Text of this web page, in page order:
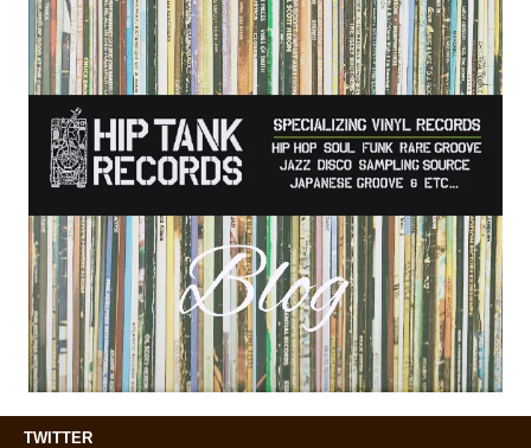
TWITTER